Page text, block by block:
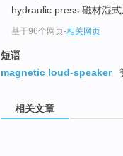
hydraulic press 磁材湿式
基于96个网页-相关网页
短语
magnetic loud-speaker
相关文章